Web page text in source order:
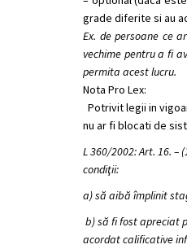
grade diferite si au
Ex. de persoane ce
vechime pentru a fi
permita acest lucru.
Nota Pro Lex:
Potrivit legii in
nu ar fi blocati de
L 360/2002: Art. 16.
condiţii:
a) să aibă împlinit
b) să fi fost apreciat
acordat calificative